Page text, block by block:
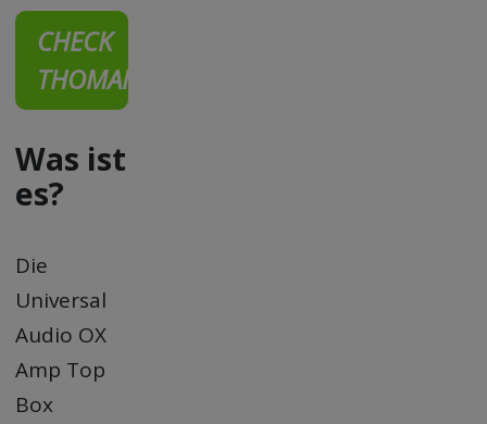
CHECK
THOMANN
Was ist
es?
Die
Universal
Audio OX
Amp Top
Box